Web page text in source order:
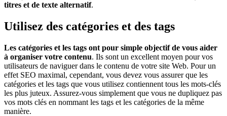
titres et de texte alternatif.
Utilisez des catégories et des tags
Les catégories et les tags ont pour simple objectif de vous aider
à organiser votre contenu. Ils sont un excellent moyen pour vos
utilisateurs de naviguer dans le contenu de votre site Web. Pour un
effet SEO maximal, cependant, vous devez vous assurer que les
catégories et les tags que vous utilisez contiennent tous les mots-clés
les plus juteux. Assurez-vous simplement que vous ne dupliquez pas
vos mots clés en nommant les tags et les catégories de la même
manière.